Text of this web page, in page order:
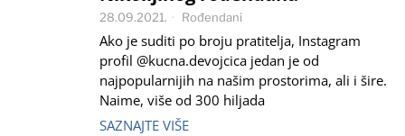
28.09.2021. Rođendani
Ako je suditi po broju pratitelja, Instagram
profil @kucna.devojcica jedan je od
najpopularnijih na našim prostorima, ali i šire.
Naime, više od 300 hiljada
SAZNAJTE VIŠE